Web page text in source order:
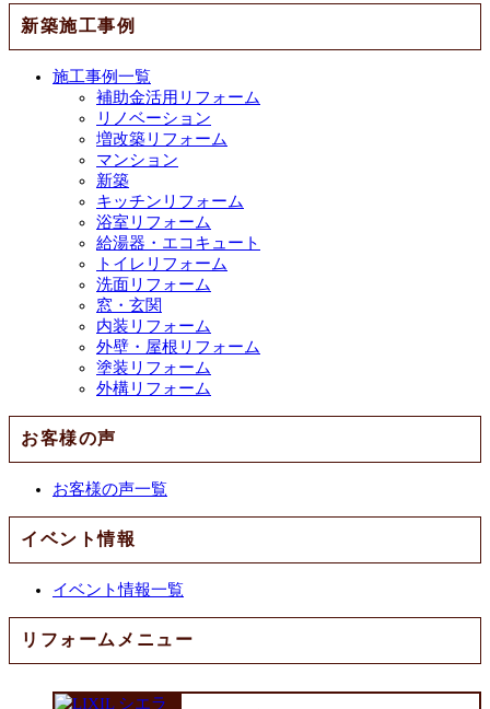
新築施工事例
施工事例一覧
補助金活用リフォーム
リノベーション
増改築リフォーム
マンション
新築
キッチンリフォーム
浴室リフォーム
給湯器・エコキュート
トイレリフォーム
洗面リフォーム
窓・玄関
内装リフォーム
外壁・屋根リフォーム
塗装リフォーム
外構リフォーム
お客様の声
お客様の声一覧
イベント情報
イベント情報一覧
リフォームメニュー